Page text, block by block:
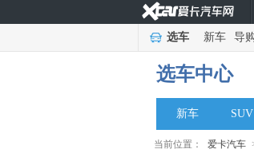
选车 新车 导
选车中心
新车 SUV
当前位置： 爱卡汽车
V
Vinfast(8)
W
沃尔沃(87640)
沃尔沃亚太
沃尔沃C40(425)